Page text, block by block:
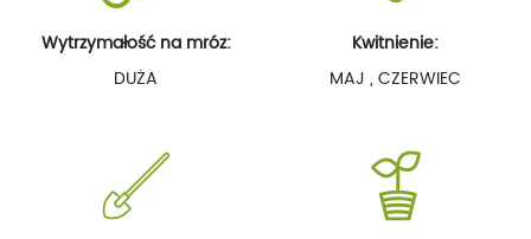
Wytrzymałość na mróz:
DUŻA
Kwitnienie:
MAJ , CZERWIEC